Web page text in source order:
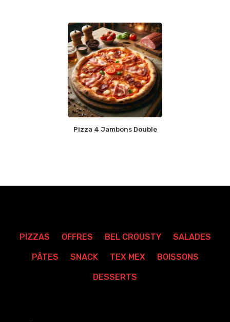
Pizza 4 Jambons Double
PIZZAS OFFRES BEL CROUSTY SALADES
PÂTES SNACK TEX MEX BOISSONS
DESSERTS